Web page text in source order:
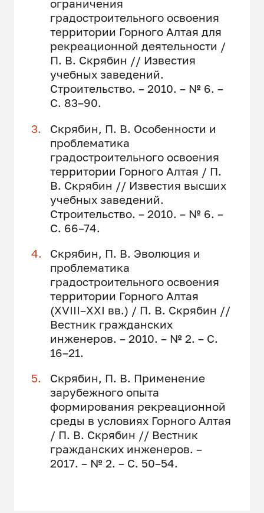
ограничения
градостроительного освоения
территории Горного Алтая для
рекреационной деятельности /
П. В. Скрябин // Известия
учебных заведений.
Строительство. – 2010. – № 6. –
С. 83–90.
Скрябин, П. В. Особенности и
проблематика
градостроительного освоения
территории Горного Алтая / П.
В. Скрябин // Известия высших
учебных заведений.
Строительство. – 2010. – № 6. –
С. 66–74.
Скрябин, П. В. Эволюция и
проблематика
градостроительного освоения
территории Горного Алтая
(XVIII–XXI вв.) / П. В. Скрябин //
Вестник гражданских
инженеров. – 2010. – № 2. – С.
16–21.
Скрябин, П. В. Применение
зарубежного опыта
формирования рекреационной
среды в условиях Горного Алтая
/ П. В. Скрябин // Вестник
гражданских инженеров. –
2017. – № 2. – С. 50–54.